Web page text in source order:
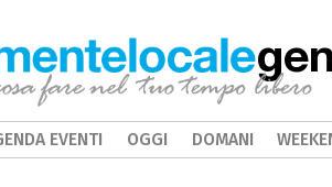
EVENTI OGGI DOMANI